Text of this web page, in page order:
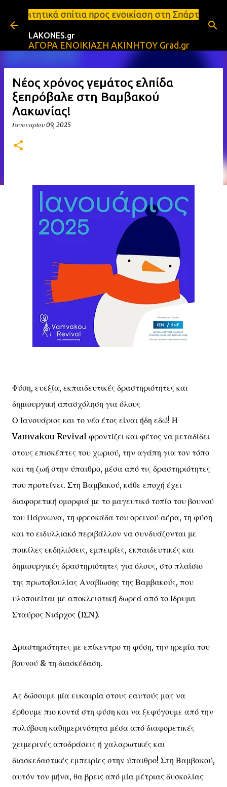
Μετάβαση στο κύριο περιεχόμενο
προς ενοικίαση στη Σπάρτη Ενοικιάσεις
LAKONES.gr
ΑΓΟΡΑ ΕΝΟΙΚΙΑΣΗ ΑΚΙΝΗΤΟΥ Grad.gr
Νέος χρόνος γεμάτος ελπίδα
ξεπρόβαλε στη Βαμβακού
Λακωνίας!
Ιανουαρίου 09, 2025
Φύση, ευεξία, εκπαιδευτικές δραστηριότητες και
δημιουργική απασχόληση για όλους
Ο Ιανουάριος και το νέο έτος είναι ήδη εδώ! Η
Vamvakou Revival φροντίζει και φέτος να μεταδίδει
στους επισκέπτες του χωριού, την αγάπη για τον τόπο
και τη ζωή στην ύπαιθρο, μέσα από τις δραστηριότητες
που προτείνει. Στη Βαμβακού, κάθε εποχή έχει
διαφορετική ομορφιά με το μαγευτικό τοπίο του βουνού
του Πάρνωνα, τη φρεσκάδα του ορεινού αέρα, τη φύση
και το ειδυλλιακό περιβάλλον να συνδυάζονται με
ποικίλες εκδηλώσεις, εμπειρίες, εκπαιδευτικές και
δημιουργικές δραστηριότητες για όλους, στο πλαίσιο
της πρωτοβουλίας Αναβίωσης της Βαμβακούς, που
υλοποιείται με αποκλειστική δωρεά από το Ίδρυμα
Σταύρος Νιάρχος (ΙΣΝ).
Δραστηριότητες με επίκεντρο τη φύση, την ηρεμία του
βουνού & τη διασκέδαση.
Ας δώσουμε μία ευκαιρία στους εαυτούς μας να
έρθουμε πιο κοντά στη φύση και να ξεφύγουμε από την
πολύβουη καθημερινότητα μέσα από διαφορετικές
χειμερινές αποδράσεις ή χαλαρωτικές και
διασκεδαστικές εμπειρίες στην ύπαιθρο! Στη Βαμβακού,
αυτόν τον μήνα, θα βρεις από μία μέτριας δυσκολίας